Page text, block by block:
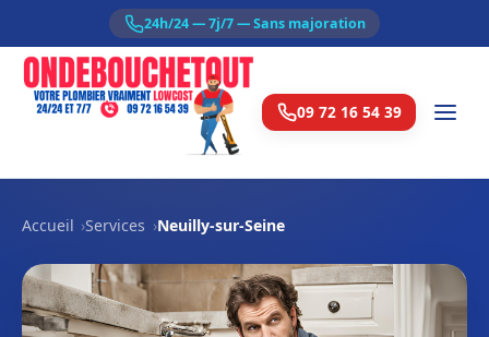
24h/24 — 7j/7 — Sans majoration
09 72 16 54 39
Accueil Services Neuilly-sur-Seine